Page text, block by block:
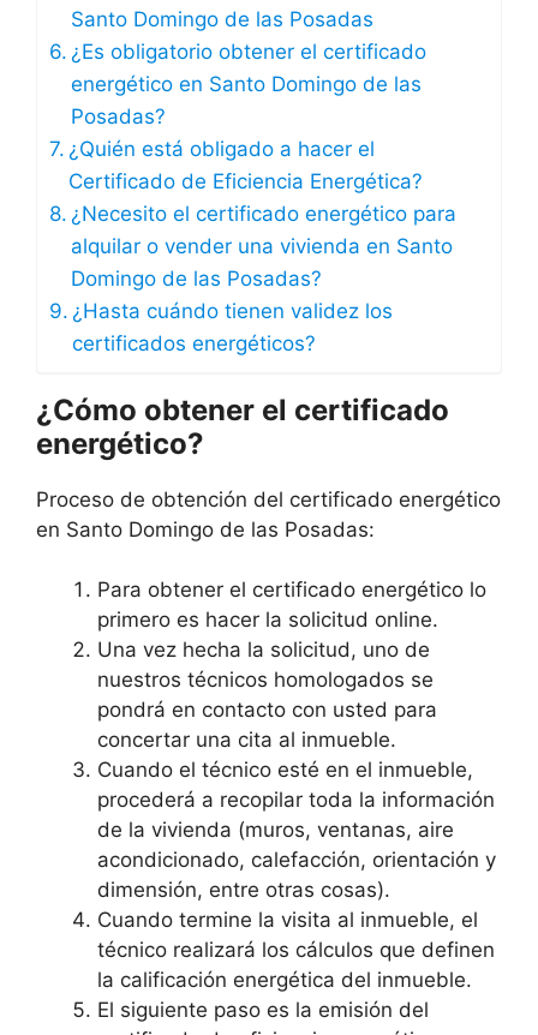
Santo Domingo de las Posadas
¿Es obligatorio obtener el certificado
energético en Santo Domingo de las
Posadas?
¿Quién está obligado a hacer el
Certificado de Eficiencia Energética?
¿Necesito el certificado energético para
alquilar o vender una vivienda en Santo
Domingo de las Posadas?
¿Hasta cuándo tienen validez los
certificados energéticos?
¿Cómo obtener el certificado
energético?
Proceso de obtención del certificado energético
en Santo Domingo de las Posadas:
Para obtener el certificado energético lo
primero es hacer la solicitud online.
Una vez hecha la solicitud, uno de
nuestros técnicos homologados se
pondrá en contacto con usted para
concertar una cita al inmueble.
Cuando el técnico esté en el inmueble,
procederá a recopilar toda la información
de la vivienda (muros, ventanas, aire
acondicionado, calefacción, orientación y
dimensión, entre otras cosas).
Cuando termine la visita al inmueble, el
técnico realizará los cálculos que definen
la calificación energética del inmueble.
El siguiente paso es la emisión del